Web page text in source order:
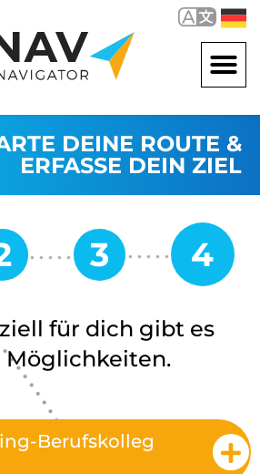
DEINE ROUTE &
ERFASSE DEIN ZIEL
für dich gibt es
Möglichkeiten.
Berufskolleg